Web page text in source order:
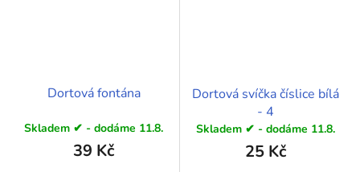
Dortová fontána
Skladem ✔ - dodáme 11.8.
39 Kč
Dortová svíčka číslice bílá
- 4
Skladem ✔ - dodáme 11.8.
25 Kč